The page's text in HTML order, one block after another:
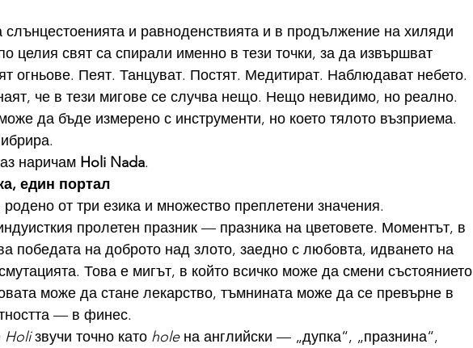
слънцестоенията и равноденствията и в продължение на хиляди
целия свят са спирали именно в тези точки, за да извършват
огньове. Пеят. Танцуват. Постят. Медитират. Наблюдават небето.
че в тези мигове се случва нещо. Нещо невидимо, но реално.
да бъде измерено с инструменти, но което тялото възприема.
наричам Holi Nada.
един портал
от три езика и множество преплетени значения.
пролетен празник — празника на цветовете. Моментът, в
победата на доброто над злото, заедно с любовта, идването на
Това е мигът, в който всичко може да смени състоянието
може да стане лекарство, тъмнината може да се превърне в
— в финес.
Holi звучи точно като hole на английски — „дупка“, „празнина“,